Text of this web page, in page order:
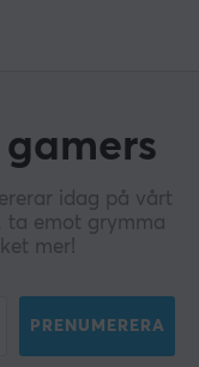
idag på vårt
ta emot grymma
mer!
PRENUMERERA